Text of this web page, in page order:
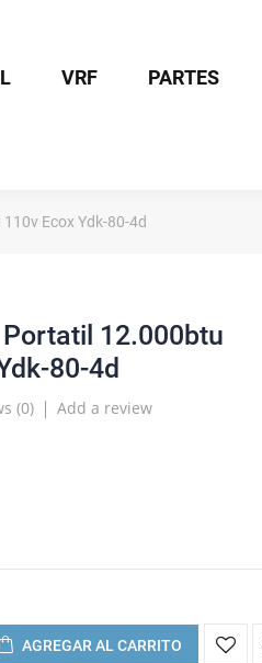
VRF PARTES
Ecox Ydk-80-4d
12.000btu
80-4d
(0) Add a review
AGREGAR AL CARRITO